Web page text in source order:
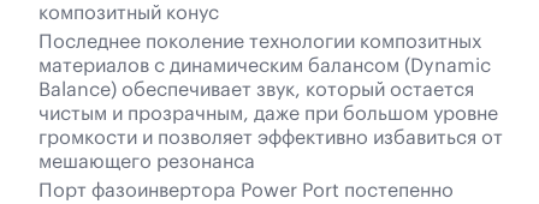
композитный конус
Последнее поколение технологии композитных
материалов с динамическим балансом (Dynamic
Balance) обеспечивает звук, который остается
чистым и прозрачным, даже при большом уровне
громкости и позволяет эффективно избавиться от
мешающего резонанса
Порт фазоинвертора Power Port постепенно